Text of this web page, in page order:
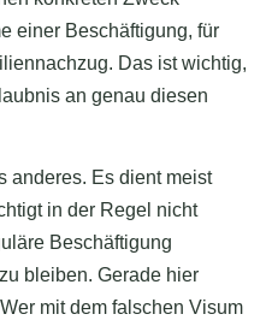
einer Beschäftigung, für
Das ist wichtig,
an genau diesen
anderes. Es dient meist
in der Regel nicht
Beschäftigung
bleiben. Gerade hier
mit dem falschen Visum